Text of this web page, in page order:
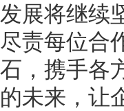
发展将继续
尽责每位合
石，携手各
的未来，让